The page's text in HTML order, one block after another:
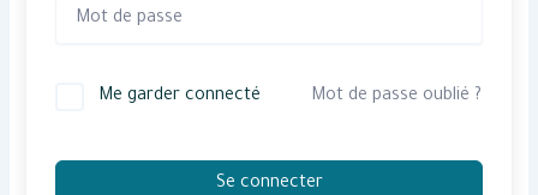
Me garder connecté Mot de passe oublié ?
Se connecter